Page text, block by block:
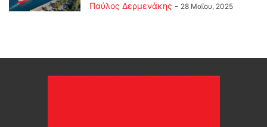
Παύλος Δερμενάκης - 28 Μαΐου, 2025